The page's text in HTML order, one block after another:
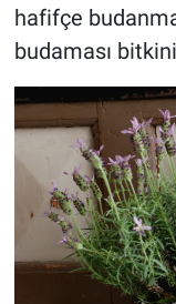
hafifçe
budaması